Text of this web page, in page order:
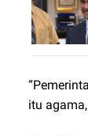
itu